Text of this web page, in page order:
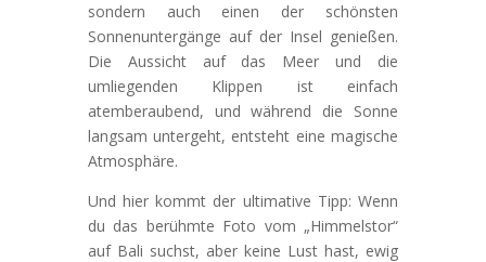
sondern auch einen der schönsten
Sonnenuntergänge auf der Insel genießen.
Die Aussicht auf das Meer und die
umliegenden Klippen ist einfach
atemberaubend, und während die Sonne
langsam untergeht, entsteht eine magische
Atmosphäre.
Und hier kommt der ultimative Tipp: Wenn
du das berühmte Foto vom „Himmelstor“
auf Bali suchst, aber keine Lust hast, ewig